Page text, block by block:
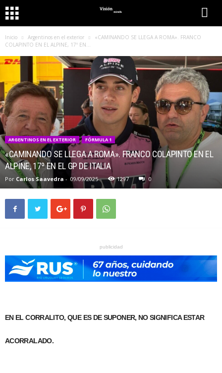
Inicio Argentinos en el exterior
«CAMINANDO SE LLEGA A ROMA». FRANCO
COLAPINTO EN EL ALPINE, 17º EN...
ARGENTINOS EN EL EXTERIOR FÓRMULA 1
«CAMINANDO SE LLEGA A ROMA». FRANCO COLAPINTO EN EL
ALPINE, 17º EN EL GP DE ITALIA
Por Carlos Saavedra - 09/09/2025 1297 0
publicidad
EN EL CORRALITO, QUE ES DE SUPONER, NO SIGNIFICA ESTAR
ACORRALADO.